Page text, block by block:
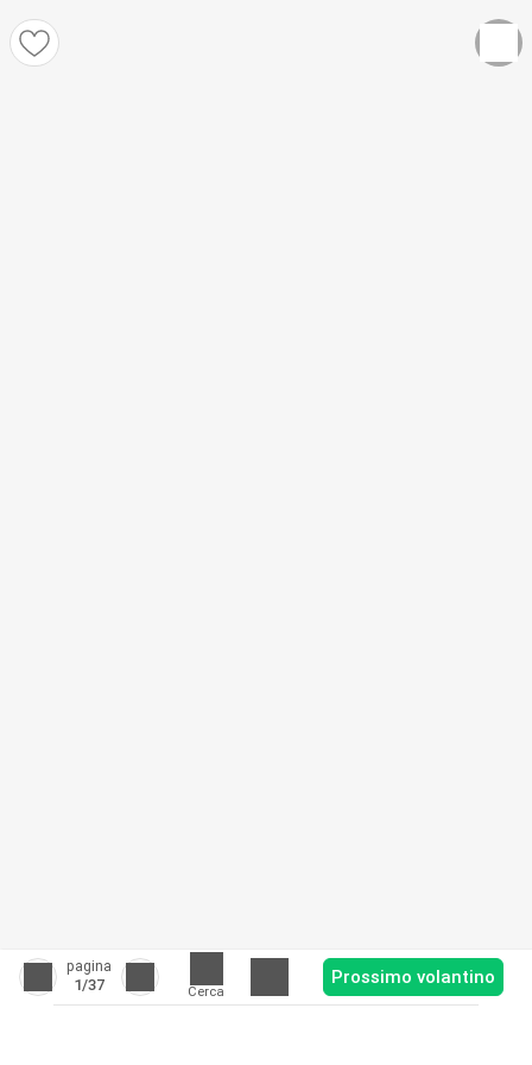
pagina
1/37 Cerca
Prossimo volantino